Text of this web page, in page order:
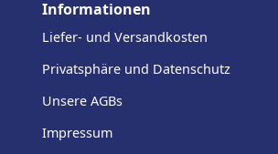
Informationen
Liefer- und Versandkosten
Privatsphäre und Datenschutz
Unsere AGBs
Impressum